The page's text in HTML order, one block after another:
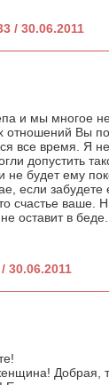
/ 30.06.2011
и мы многое
Вы
все время. Я
допустить
не будет ему
если
счастье
оставит в
30.06.2011
Добрая,